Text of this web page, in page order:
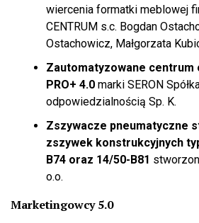
wiercenia formatki meblowej
CENTRUM s.c. Bogdan
Ostachowicz, Małgorzata
Zautomatyzowane centrum
PRO+ 4.0 marki SERON
odpowiedzialnością Sp. K.
Zszywacze pneumatyczne
zszywek konstrukcyjnych
B74 oraz 14/50-B81
o.o.
Marketingowcy 5.0